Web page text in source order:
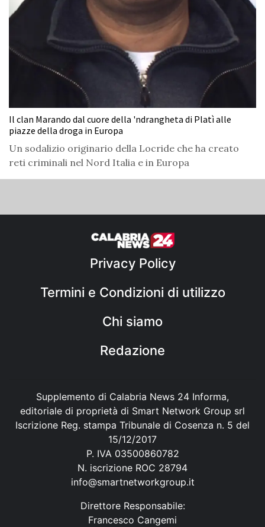
Il clan Marando dal cuore della 'ndrangheta di Platì alle
piazze della droga in Europa
Un sodalizio originario della Locride che ha creato
reti criminali nel Nord Italia e in Europa
Privacy Policy
Termini e Condizioni di utilizzo
Chi siamo
Redazione
Supplemento di Calabria News 24 Informa,
editoriale di proprietà di Smart Network Group srl
Iscrizione Reg. stampa Tribunale di Cosenza n. 5 del
15/12/2017
P. IVA 03500860782
N. iscrizione ROC 28794
info@smartnetworkgroup.it
Direttore Responsabile:
Francesco Cangemi